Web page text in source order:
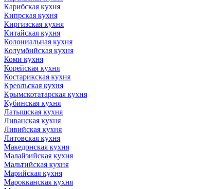
Карибская кухня
Кипрская кухня
Киргизская кухня
Китайская кухня
Колониальная кухня
Колумбийская кухня
Коми кухня
Корейская кухня
Костарикская кухня
Креольская кухня
Крымскотатарская кухня
Кубинская кухня
Латышская кухня
Ливанская кухня
Ливийская кухня
Литовская кухня
Македонская кухня
Малайзийская кухня
Мальтийская кухня
Марийская кухня
Марокканская кухня